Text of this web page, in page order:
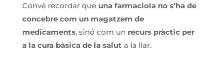
Convé recordar que una farmaciola no s’ha de
concebre com un magatzem de
medicaments, sinó com un recurs pràctic per
a la cura bàsica de la salut a la llar.